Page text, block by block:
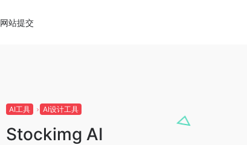
网站提交
AI工具 AI设计工具
Stockimg AI